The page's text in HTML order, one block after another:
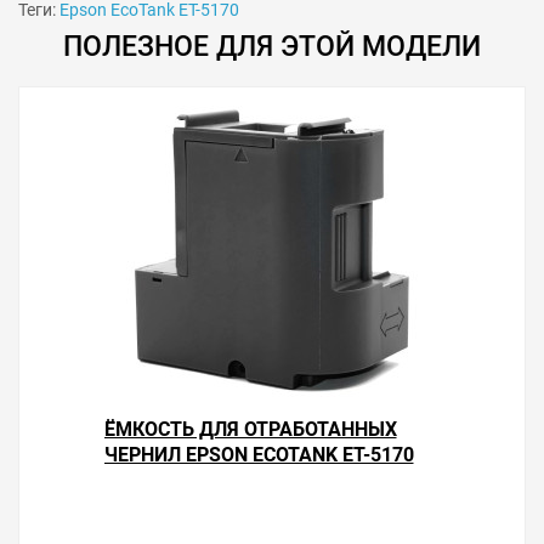
Особенности использования
Сброс памперса рекомендуется делать тогда, когда
уровень отработки не ниже 15 %. Иногда может не
изменяться индикация диода с красного на зелёный
цвет. В этом случае проверьте точность попадания
контактов программатора и чистоту контактных
Решили купить программатор памперса Epson EcoTank
ET-5170 — оформите заказ или напишите онлайн-
Теги: Epson EcoTank ET-5170
ПОЛЕЗНОЕ ДЛЯ ЭТОЙ МОДЕЛИ
ЁМКОСТЬ ДЛЯ ОТРАБОТАННЫХ
ЧЕРНИЛ EPSON ECOTANK ET-5170